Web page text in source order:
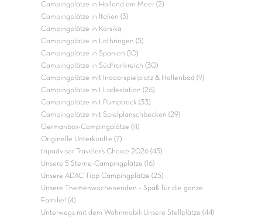
Campingplätze in Holland am Meer (2)
Campingplätze in Italien (3)
Campingplätze in Korsika
Campingplätze in Lothringen (5)
Campingplätze in Spanien (10)
Campingplätze in Südfrankreich (30)
Campingplätze mit Indoorspielplatz & Hallenbad (9)
Campingplätze mit Ladestation (26)
Campingplätze mit Pumptrack (33)
Campingplätze mit Spielplanschbecken (29)
Germanbox-Campingplätze (11)
Originelle Unterkünfte (7)
tripadvisor Traveler’s Choice 2026 (43)
Unsere 5 Sterne-Campingplätze (16)
Unsere ADAC Tipp Campingplätze (25)
Unsere Themenwochenenden – Spaß für die ganze
Familie! (4)
Unterwegs mit dem Wohnmobil: Unsere Stellplätze (44)